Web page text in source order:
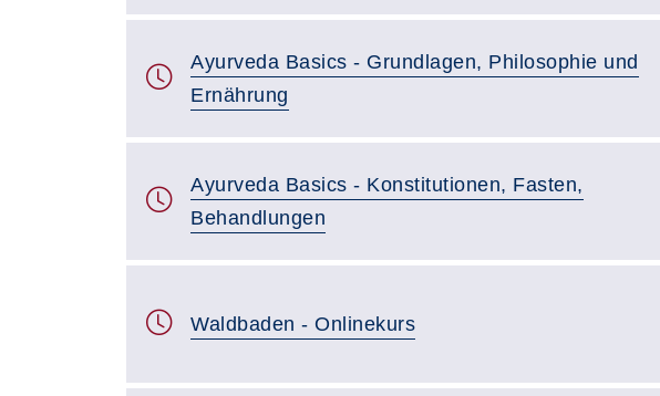
Ayurveda Basics - Grundlagen, Philosophie und
Ernährung
Ayurveda Basics - Konstitutionen, Fasten,
Behandlungen
Waldbaden - Onlinekurs